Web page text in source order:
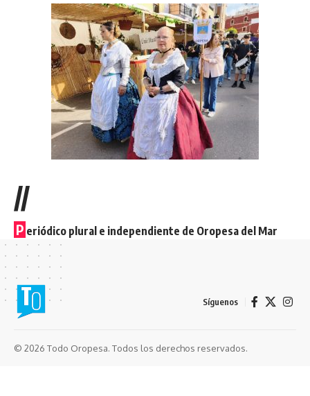
//
P eriódico plural e independiente de Oropesa del Mar
Síguenos
© 2026 Todo Oropesa. Todos los derechos reservados.